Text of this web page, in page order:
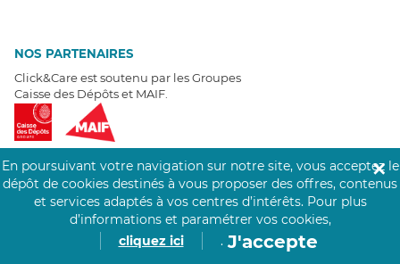
NOS PARTENAIRES
Click&Care est soutenu par les Groupes
Caisse des Dépôts et MAIF.
EXPERTS À VOTRE ÉCOUTE
Un besoin de recrutement ? Click&Care vous accompagne par
En poursuivant votre navigation sur notre site, vous acceptez le
dépôt de cookies destinés à vous proposer des offres, contenus
et services adaptés à vos centres d’intérêts. Pour plus
d’informations et paramétrer vos cookies,
cliquez ici
. J'accepte
✕